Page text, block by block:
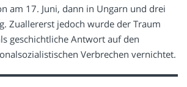
am 17. Juni, dann in Ungarn und drei
Zuallererst jedoch wurde der Traum
geschichtliche Antwort auf den
Verbrechen vernichtet.